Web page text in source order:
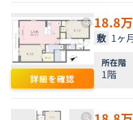
詳細を確認
18.8
敷 1ヶ
所在階
1階